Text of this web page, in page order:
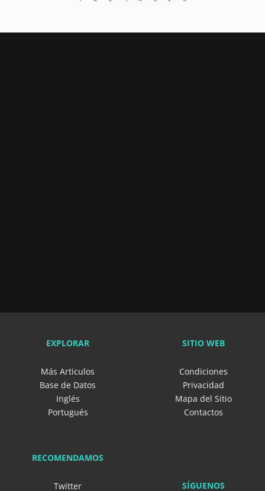
EXPLORAR
Más Articulos
Base de Datos
Inglés
Portugués
SITIO WEB
Condiciones
Privacidad
Mapa del Sitio
Contactos
RECOMENDAMOS
Twitter SÍGUENOS